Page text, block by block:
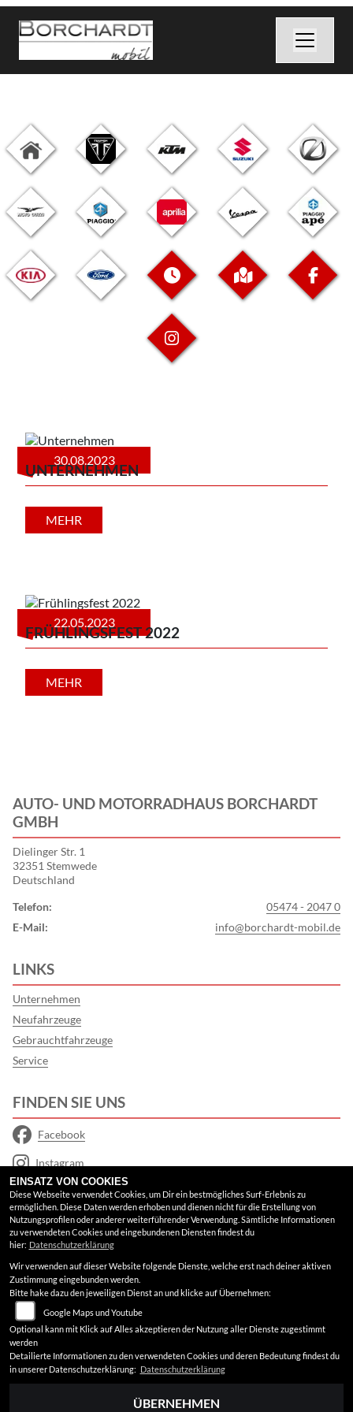
30.08.2023
UNTERNEHMEN
MEHR
22.05.2023
FRÜHLINGSFEST 2022
MEHR
AUTO- UND MOTORRAD­HAUS BORCH­ARDT
GMBH
Dielinger Str. 1
32351 Stemwede
Deutschland
Telefon:
05474 - 2047 0
E-Mail:
info@borchardt-mobil.de
LINKS
Unternehmen
Neufahrzeuge
Gebrauchtfahrzeuge
Service
FINDEN SIE UNS
Facebook
Instagram
Google Maps
RECHTLICHES
AGB
Impressum
Datenschutz
Disclaimer
Barrierefreiheit
EINSATZ VON COOKIES
Diese Webseite verwendet Cookies, um Dir ein bestmögliches Surf-Erlebnis zu
ermöglichen. Diese Daten werden erhoben und dienen nicht für die Erstellung von
Nutzungsprofilen oder anderer weiterführender Verwendung. Sämtliche Informationen
zu verwendeten Cookies und eingebundenen Diensten findest du
hier: Datenschutzerklärung
Wir verwenden auf dieser Website folgende Dienste, welche erst nach deiner aktiven
Zustimmung eingebunden werden.
Bitte hake dazu den jeweiligen Dienst an und klicke auf Übernehmen:
Google Maps und Youtube
Optional kann mit Klick auf Alles akzeptieren der Nutzung aller Dienste zugestimmt
werden
Detailierte Informationen zu den verwendeten Cookies und deren Bedeutung findest du
in unserer Datenschutzerklärung: Datenschutzerklärung
ÜBERNEHMEN